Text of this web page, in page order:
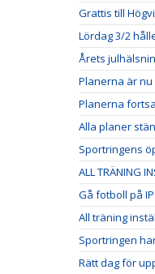
Grattis till
Lördag 3/2
Årets
Planerna är
Planerna
Alla planer
Sportringens
ALL TRÄNING
Gå fotboll på
All träning
Sportringen
Rätt dag för